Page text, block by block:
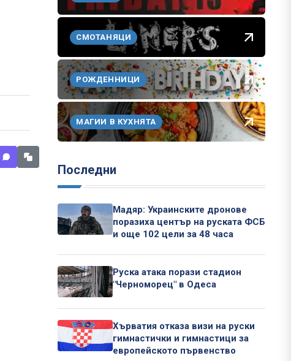
СМОТАНЯЦИ
РОЖДЕННИЦИ
МАГИИ В КУХНЯТА
Последни
Мадяр: Украинските дронове
поразиха център на руската ФСБ
и още 102 цели за 48 часа
Руска атака порази стадион
"Черноморец" в Одеса
Хърватия отказа визи на руски
гимнастички и гимнастици за
европейското първенство